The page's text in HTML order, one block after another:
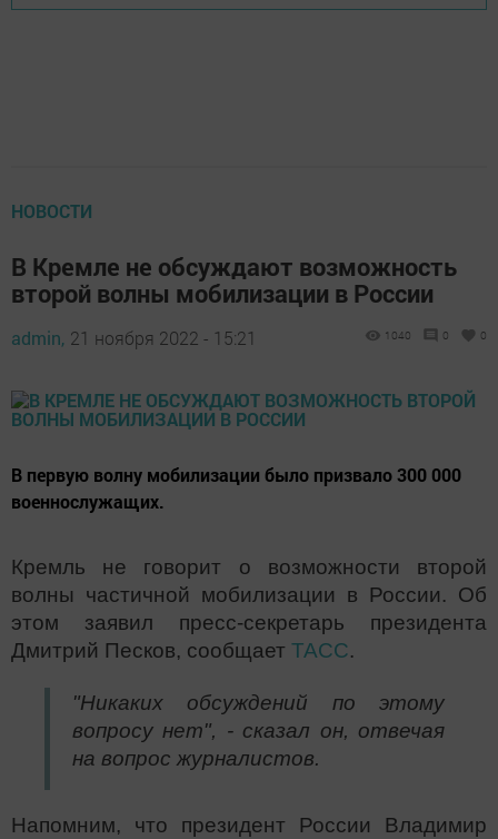
НОВОСТИ
В Кремле не обсуждают возможность
второй волны мобилизации в России
admin, 21 ноября 2022 - 15:21 1040 0 0
В первую волну мобилизации было призвало 300 000
военнослужащих.
Кремль не говорит о возможности второй
волны частичной мобилизации в России. Об
этом заявил пресс-секретарь президента
Дмитрий Песков, сообщает ТАСС.
"Никаких обсуждений по этому
вопросу нет", - сказал он, отвечая
на вопрос журналистов.
Напомним, что президент России Владимир